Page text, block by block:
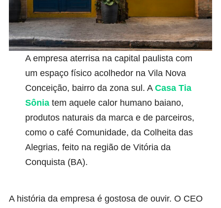
A empresa aterrisa na capital paulista com
um espaço físico acolhedor na Vila Nova
Conceição, bairro da zona sul. A Casa Tia
Sôniatem aquele calor humano baiano,
produtos naturais da marca e de parceiros,
como o café Comunidade, da Colheita das
Alegrias, feito na região de Vitória da
Conquista (BA).
A história da empresa é gostosa de ouvir. O CEO